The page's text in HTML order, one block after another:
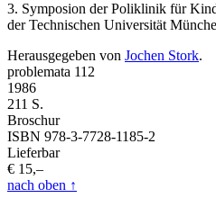
3. Symposion der Poliklinik für
der Technischen Universität
Herausgegeben von Jochen Stork.
problemata 112
1986
211 S.
Broschur
ISBN 978-3-7728-1185-2
Lieferbar
€ 15,–
nach oben ↑